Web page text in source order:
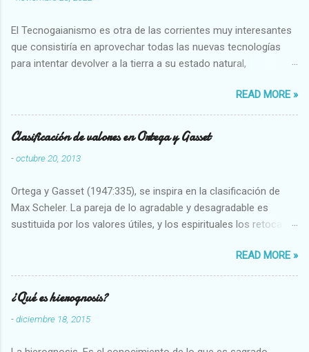
El Tecnogaianismo es otra de las corrientes muy interesantes
que consistiría en aprovechar todas las nuevas tecnologías
para intentar devolver a la tierra a su estado natural,
READ MORE »
Clasificación de valores en Ortega y Gasset
-octubre 20, 2013
Ortega y Gasset (1947:335), se inspira en la clasificación de
Max Scheler. La pareja de lo agradable y desagradable es
sustituida por los valores útiles, y los espirituales los retoca.
Abundante-Escaso,etc 2 VITALES Sano-Enfermo Selecto-
Vulgar Enérgico-Inerte Fuerte-Débil,etc. 3 ESPIRITUALES a)
Intelectuales Conocimiento-Error Exacto-Aproximado
Evidente-Probable,etc b) Morales Bueno-malo Bondadoso-
malvado Justo-Injusto Escrupuloso-Relajado Leal-Desleal,etc.
READ MORE »
¿Qué es hierognosis?
-diciembre 18, 2015